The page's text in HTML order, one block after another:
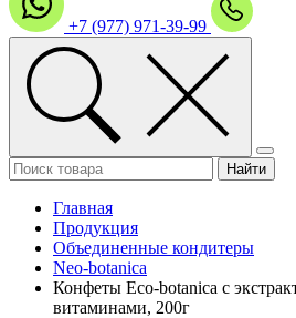
+7 (977) 971-39-99
Главная
Продукция
Объединенные кондитеры
Neo-botanica
Конфеты Eco-botanica с
витаминами, 200г